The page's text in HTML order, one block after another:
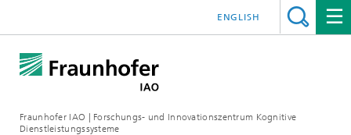
Fraunhofer IAO | Forschungs- und Innovationszentrum Kognitive
Dienstleistungssysteme
ENGLISH